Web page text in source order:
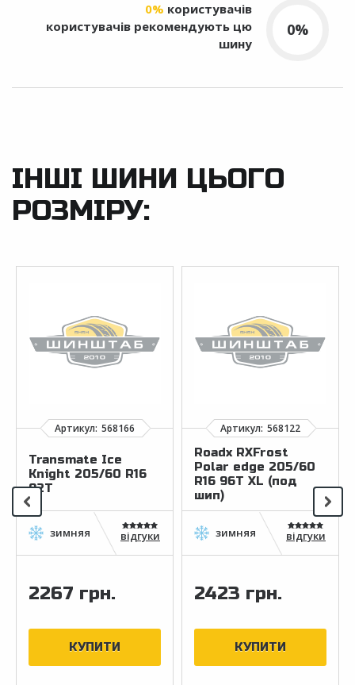
0%
0% користувачів
користувачів рекомендують цю
шину
ІНШІ ШИНИ ЦЬОГО
РОЗМІРУ:
Transmate Ice
Knight 205/60 R16
92T
відгуки
2267 грн.
Roadx RXFrost
Polar edge 205/60
R16 96T XL (под
шип)
відгуки
2423 грн.